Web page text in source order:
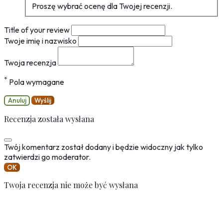
Proszę wybrać ocenę dla Twojej recenzji.
Title of your review
Twoje imię i nazwisko
Twoja recenzja
* Pola wymagane
Anuluj Wyślij
Recenzja została wysłana
Twój komentarz został dodany i będzie widoczny jak tylko
zatwierdzi go moderator.
OK
Twoja recenzja nie może być wysłana